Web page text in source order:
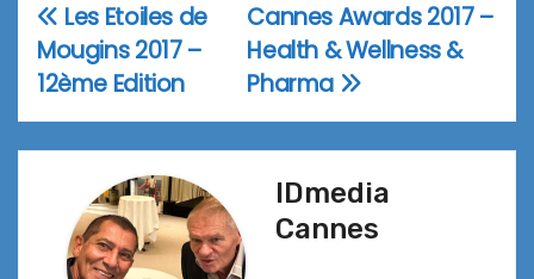
Navigation
de
l’article
Cannes Awards 2017 –
Health & Wellness &
Pharma
Les Etoiles de
Mougins 2017 –
12ème Edition
IDmedia
Cannes